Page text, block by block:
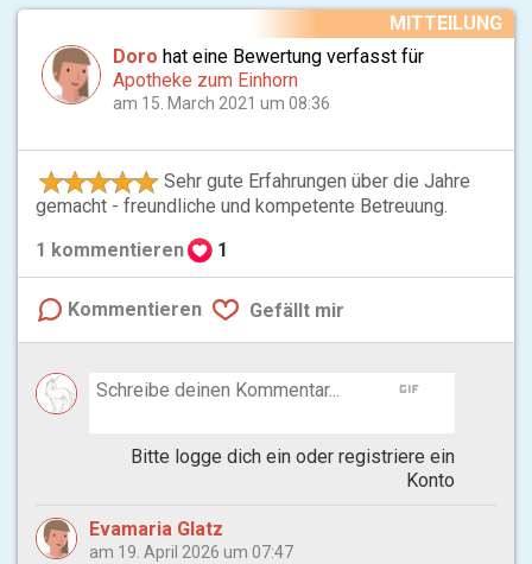
MITTEILUNG
Doro hat eine Bewertung verfasst für
Apotheke zum Einhorn
am 15. March 2021 um 08:36
Sehr gute Erfahrungen über die Jahre
gemacht - freundliche und kompetente Betreuung.
1 kommentieren 1
Kommentieren Gefällt mir
gif
Bitte logge dich ein oder registriere ein
Konto
Evamaria Glatz
am 19. April 2026 um 07:47